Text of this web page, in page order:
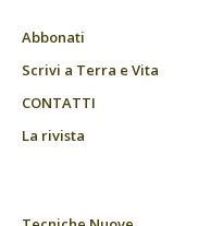
Abbonati
Scrivi a Terra e Vita
CONTATTI
La rivista